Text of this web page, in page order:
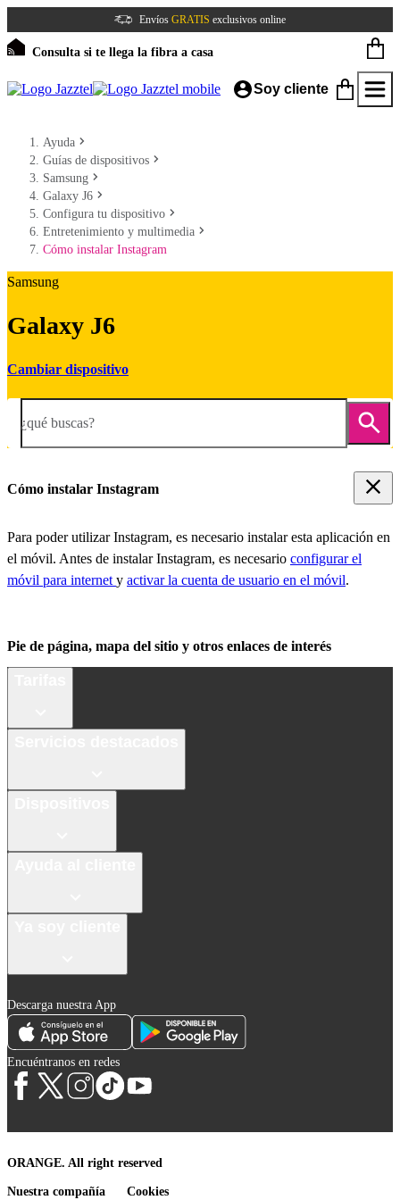
Envíos GRATIS exclusivos online
Consulta si te llega la fibra a casa
Soy cliente
Ayuda
Guías de dispositivos
Samsung
Galaxy J6
Configura tu dispositivo
Entretenimiento y multimedia
Cómo instalar Instagram
Samsung
Galaxy J6
Cambiar dispositivo
¿qué buscas?
Cómo instalar Instagram
Para poder utilizar Instagram, es necesario instalar esta aplicación en
el móvil. Antes de instalar Instagram, es necesario configurar el
móvil para internet y activar la cuenta de usuario en el móvil.
Pie de página, mapa del sitio y otros enlaces de interés
Descarga nuestra App
Encuéntranos en redes
ORANGE. All right reserved
Nuestra compañía Cookies